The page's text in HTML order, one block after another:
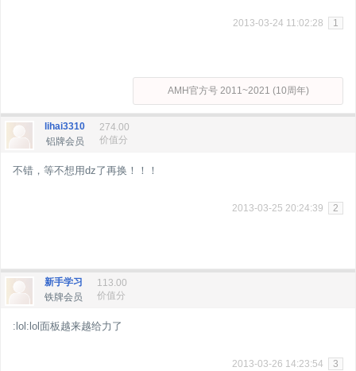
2013-03-24 11:02:28 1
AMH官方号 2011~2021 (10周年)
lihai3310
铝牌会员
274.00
价值分
不错，等不想用dz了再换！！！
2013-03-25 20:24:39 2
新手学习
铁牌会员
113.00
价值分
:lol:lol面板越来越给力了
2013-03-26 14:23:54 3